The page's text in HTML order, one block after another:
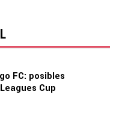
FC: posibles
Cup